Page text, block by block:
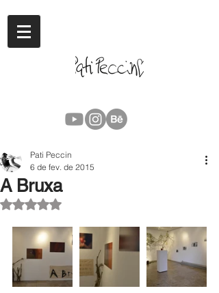
A Bruxa
Pati Peccin
6 de fev. de 2015
Avaliado com NaN de 5 estrelas.